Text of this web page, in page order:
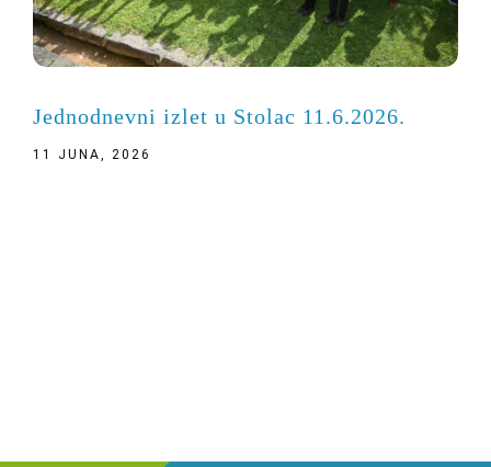
Jednodnevni izlet u Stolac 11.6.2026.
11 JUNA, 2026